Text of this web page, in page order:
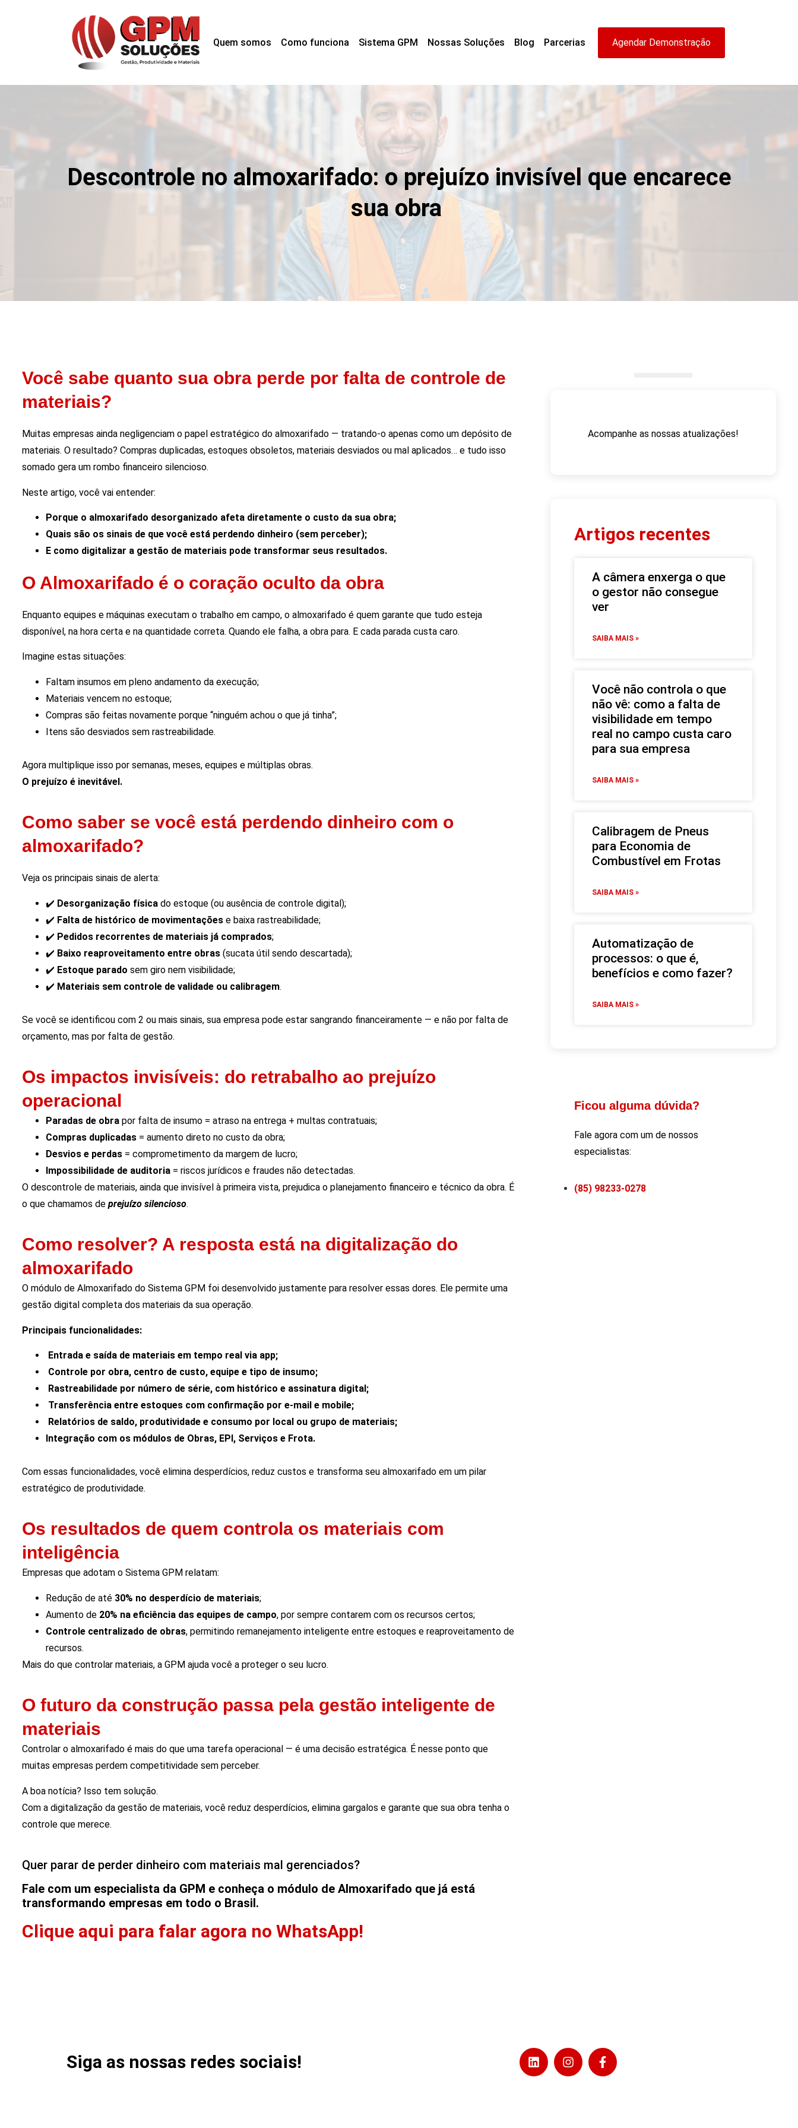
Quem somos Como funciona Sistema GPM Nossas Soluções Blog Parcerias Agendar Demonstração
Descontrole no almoxarifado: o prejuízo invisível que encarece
sua obra
Você sabe quanto sua obra perde por falta de controle de
materiais?
Muitas empresas ainda negligenciam o papel estratégico do almoxarifado — tratando-o apenas como um depósito de
materiais. O resultado? Compras duplicadas, estoques obsoletos, materiais desviados ou mal aplicados… e tudo isso
somado gera um rombo financeiro silencioso.
Neste artigo, você vai entender:
Porque o almoxarifado desorganizado afeta diretamente o custo da sua obra;
Quais são os sinais de que você está perdendo dinheiro (sem perceber);
E como digitalizar a gestão de materiais pode transformar seus resultados.
O Almoxarifado é o coração oculto da obra
Enquanto equipes e máquinas executam o trabalho em campo, o almoxarifado é quem garante que tudo esteja
disponível, na hora certa e na quantidade correta. Quando ele falha, a obra para. E cada parada custa caro.
Imagine estas situações:
Faltam insumos em pleno andamento da execução;
Materiais vencem no estoque;
Compras são feitas novamente porque “ninguém achou o que já tinha”;
Itens são desviados sem rastreabilidade.
Agora multiplique isso por semanas, meses, equipes e múltiplas obras.
O prejuízo é inevitável.
Como saber se você está perdendo dinheiro com o
almoxarifado?
Veja os principais sinais de alerta:
✔️ Desorganização física do estoque (ou ausência de controle digital);
✔️ Falta de histórico de movimentações e baixa rastreabilidade;
✔️ Pedidos recorrentes de materiais já comprados;
✔️ Baixo reaproveitamento entre obras (sucata útil sendo descartada);
✔️ Estoque parado sem giro nem visibilidade;
✔️ Materiais sem controle de validade ou calibragem.
Se você se identificou com 2 ou mais sinais, sua empresa pode estar sangrando financeiramente — e não por falta de
orçamento, mas por falta de gestão.
Os impactos invisíveis: do retrabalho ao prejuízo
operacional
Paradas de obra por falta de insumo = atraso na entrega + multas contratuais;
Compras duplicadas = aumento direto no custo da obra;
Desvios e perdas = comprometimento da margem de lucro;
Impossibilidade de auditoria = riscos jurídicos e fraudes não detectadas.
O descontrole de materiais, ainda que invisível à primeira vista, prejudica o planejamento financeiro e técnico da obra. É
o que chamamos de prejuízo silencioso.
Como resolver? A resposta está na digitalização do
almoxarifado
O módulo de Almoxarifado do Sistema GPM foi desenvolvido justamente para resolver essas dores. Ele permite uma
gestão digital completa dos materiais da sua operação.
Principais funcionalidades:
Entrada e saída de materiais em tempo real via app;
Controle por obra, centro de custo, equipe e tipo de insumo;
Rastreabilidade por número de série, com histórico e assinatura digital;
Transferência entre estoques com confirmação por e-mail e mobile;
Relatórios de saldo, produtividade e consumo por local ou grupo de materiais;
Integração com os módulos de Obras, EPI, Serviços e Frota.
Com essas funcionalidades, você elimina desperdícios, reduz custos e transforma seu almoxarifado em um pilar
estratégico de produtividade.
Os resultados de quem controla os materiais com
inteligência
Empresas que adotam o Sistema GPM relatam:
Redução de até 30% no desperdício de materiais;
Aumento de 20% na eficiência das equipes de campo, por sempre contarem com os recursos certos;
Controle centralizado de obras, permitindo remanejamento inteligente entre estoques e reaproveitamento de
recursos.
Mais do que controlar materiais, a GPM ajuda você a proteger o seu lucro.
O futuro da construção passa pela gestão inteligente de
materiais
Controlar o almoxarifado é mais do que uma tarefa operacional — é uma decisão estratégica. É nesse ponto que
muitas empresas perdem competitividade sem perceber.
A boa notícia? Isso tem solução.
Com a digitalização da gestão de materiais, você reduz desperdícios, elimina gargalos e garante que sua obra tenha o
controle que merece.
Quer parar de perder dinheiro com materiais mal gerenciados?
Fale com um especialista da GPM e conheça o módulo de Almoxarifado que já está
transformando empresas em todo o Brasil.
Clique aqui para falar agora no WhatsApp!
Acompanhe as nossas atualizações!
Artigos recentes
A câmera enxerga o que
o gestor não consegue
ver
SAIBA MAIS »
Você não controla o que
não vê: como a falta de
visibilidade em tempo
real no campo custa caro
para sua empresa
SAIBA MAIS »
Calibragem de Pneus
para Economia de
Combustível em Frotas
SAIBA MAIS »
Automatização de
processos: o que é,
benefícios e como fazer?
SAIBA MAIS »
Ficou alguma dúvida?
Fale agora com um de nossos
especialistas:
(85) 98233-0278
Siga as nossas redes sociais!